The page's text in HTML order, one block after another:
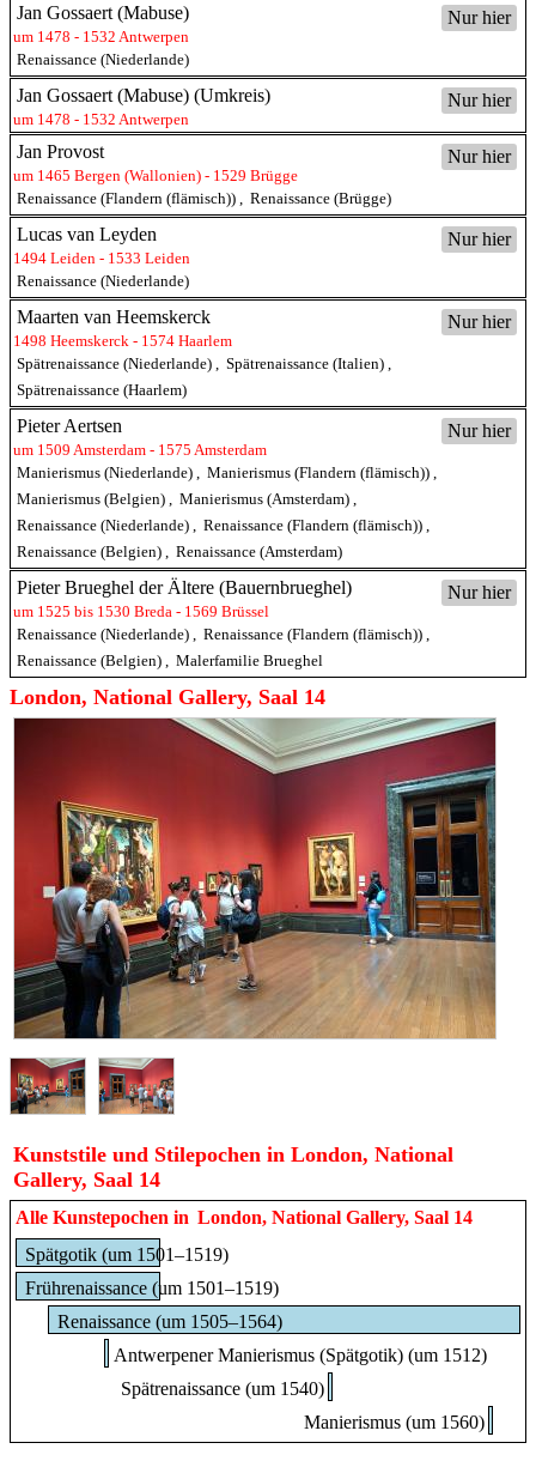
Nur hier
Jan Gossaert (Mabuse)
um 1478 - 1532 Antwerpen
Renaissance (Niederlande)
Nur hier
Jan Gossaert (Mabuse) (Umkreis)
um 1478 - 1532 Antwerpen
Nur hier
Jan Provost
um 1465 Bergen (Wallonien) - 1529 Brügge
Renaissance (Flandern (flämisch))
Renaissance (Brügge)
Nur hier
Lucas van Leyden
1494 Leiden - 1533 Leiden
Renaissance (Niederlande)
Nur hier
Maarten van Heemskerck
1498 Heemskerck - 1574 Haarlem
Spätrenaissance (Niederlande)
Spätrenaissance (Italien)
Spätrenaissance (Haarlem)
Nur hier
Pieter Aertsen
um 1509 Amsterdam - 1575 Amsterdam
Manierismus (Niederlande)
Manierismus (Flandern (flämisch))
Manierismus (Belgien)
Manierismus (Amsterdam)
Renaissance (Niederlande)
Renaissance (Flandern (flämisch))
Renaissance (Belgien)
Renaissance (Amsterdam)
Nur hier
Pieter Brueghel der Ältere (Bauernbrueghel)
um 1525 bis 1530 Breda - 1569 Brüssel
Renaissance (Niederlande)
Renaissance (Flandern (flämisch))
Renaissance (Belgien)
Malerfamilie Brueghel
London, National Gallery, Saal 14
Kunststile und Stilepochen in London, National
Gallery, Saal 14
Alle Kunstepochen in London, National Gallery, Saal 14
Spätgotik (um 1501–1519)
Frührenaissance (um 1501–1519)
Renaissance (um 1505–1564)
Antwerpener Manierismus (Spätgotik) (um 1512)
Spätrenaissance (um 1540)
Manierismus (um 1560)